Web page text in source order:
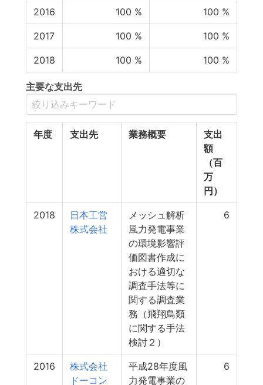
2016 100 % 100 %
2017 100 % 100 %
2018 100 % 100 %
主要な支出先
年度 支出先 業務概要
支出
額
（百
万
円）
2018
日本工営
株式会社
メッシュ解析
風力発電事業
の環境影響評
価図書作成に
おける適切な
調査手法等に
関する調査業
務（飛翔鳥類
に関する手法
検討２）
6
2016
株式会社
ドーコン
平成28年度風
力発電事業の
6